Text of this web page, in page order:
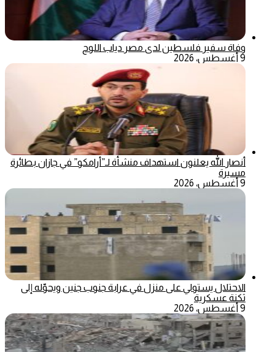
وفاة سفير فلسطين لدى مصر دياب اللوح
9 أغسطس، 2026
أنصار الله يعلنون استهداف منشأة لـ”أرامكو” في جازان بطائرة
مسيرة
9 أغسطس، 2026
الاحتلال يستولي على منزل في عرابة جنوب جنين ويحوّله إلى
ثكنة عسكرية
9 أغسطس، 2026